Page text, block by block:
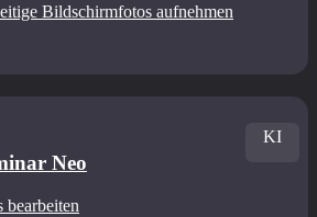
Bildschirmfotos aufnehmen
Neo
bearbeiten
KI